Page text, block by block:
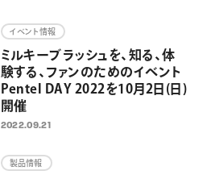
イベント情報
ミルキーブラッシュを、知る、体
験する、ファンのためのイベント
Pentel DAY 2022を10月2日(日)
開催
2022.09.21
製品情報